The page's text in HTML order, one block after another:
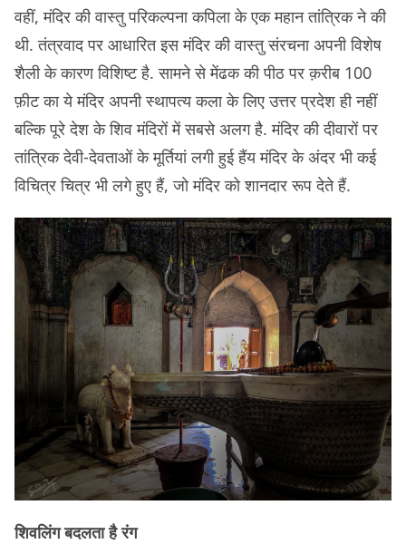
वहीं, मंदिर की वास्तु परिकल्पना कपिला के एक महान तांत्रिक ने की
थी. तंत्रवाद पर आधारित इस मंदिर की वास्तु संरचना अपनी विशेष
शैली के कारण विशिष्ट है. सामने से मेंढक की पीठ पर क़रीब 100
फ़ीट का ये मंदिर अपनी स्थापत्य कला के लिए उत्तर प्रदेश ही नहीं
बल्कि पूरे देश के शिव मंदिरों में सबसे अलग है. मंदिर की दीवारों पर
तांत्रिक देवी-देवताओं के मूर्तियां लगी हुई हैंय मंदिर के अंदर भी कई
विचित्र चित्र भी लगे हुए हैं, जो मंदिर को शानदार रूप देते हैं.
शिवलिंग बदलता है रंग